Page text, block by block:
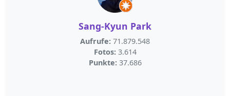
Sang-Kyun Park
Aufrufe: 71.879.548
Fotos: 3.614
Punkte: 37.686